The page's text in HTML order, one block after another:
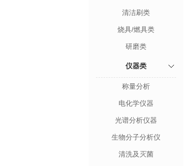
清洁刷类
烧具/燃具类
研磨类
仪器类
称量分析
电化学仪器
光谱分析仪器
生物分子分析仪
清洗及灭菌